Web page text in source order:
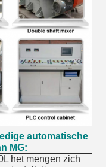
automatische
MG:
het mengen zich